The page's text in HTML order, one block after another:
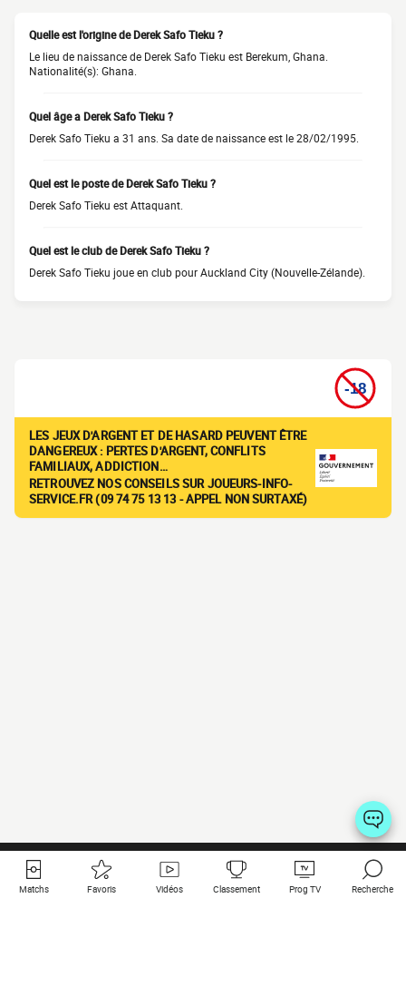
Quelle est l'origine de Derek Safo Tieku ?
Le lieu de naissance de Derek Safo Tieku est Berekum, Ghana.
Nationalité(s): Ghana.
Quel âge a Derek Safo Tieku ?
Derek Safo Tieku a 31 ans. Sa date de naissance est le 28/02/1995.
Quel est le poste de Derek Safo Tieku ?
Derek Safo Tieku est Attaquant.
Quel est le club de Derek Safo Tieku ?
Derek Safo Tieku joue en club pour Auckland City (Nouvelle-Zélande).
LES JEUX D'ARGENT ET DE HASARD PEUVENT ÊTRE
DANGEREUX : PERTES D'ARGENT, CONFLITS
FAMILIAUX, ADDICTION…
RETROUVEZ NOS CONSEILS SUR JOUEURS-INFO-
SERVICE.FR (09 74 75 13 13 - APPEL NON SURTAXÉ)
Matchs Favoris Vidéos Classement Prog TV Recherche